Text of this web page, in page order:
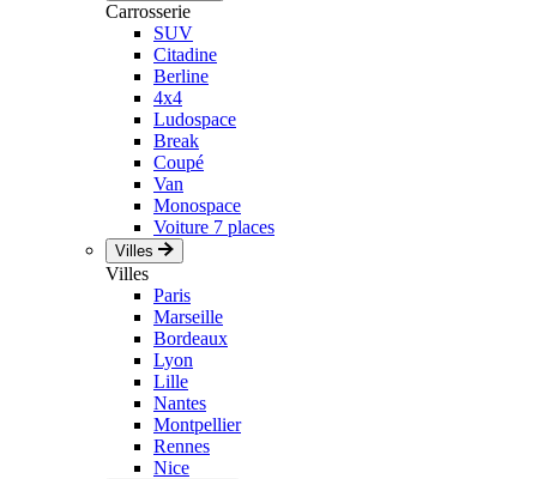
Carrosserie
SUV
Citadine
Berline
4x4
Ludospace
Break
Coupé
Van
Monospace
Voiture 7 places
Villes
Villes
Paris
Marseille
Bordeaux
Lyon
Lille
Nantes
Montpellier
Rennes
Nice